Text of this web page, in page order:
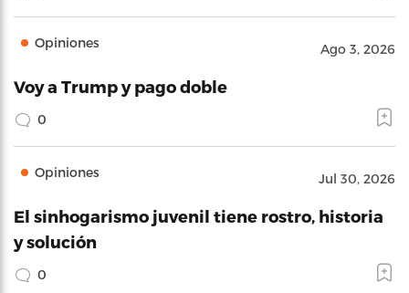
Opiniones Ago 3, 2026
Voy a Trump y pago doble
0
Opiniones Jul 30, 2026
El sinhogarismo juvenil tiene rostro, historia
y solución
0